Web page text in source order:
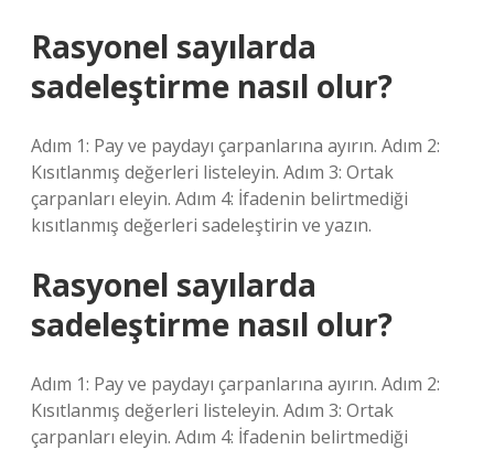
Rasyonel sayılarda
sadeleştirme nasıl olur?
Adım 1: Pay ve paydayı çarpanlarına ayırın. Adım 2:
Kısıtlanmış değerleri listeleyin. Adım 3: Ortak
çarpanları eleyin. Adım 4: İfadenin belirtmediği
kısıtlanmış değerleri sadeleştirin ve yazın.
Rasyonel sayılarda
sadeleştirme nasıl olur?
Adım 1: Pay ve paydayı çarpanlarına ayırın. Adım 2:
Kısıtlanmış değerleri listeleyin. Adım 3: Ortak
çarpanları eleyin. Adım 4: İfadenin belirtmediği